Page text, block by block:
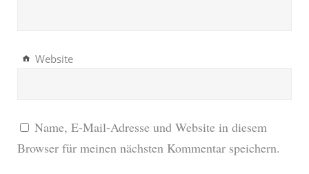
Website
Name, E-Mail-Adresse und Website in diesem
Browser für meinen nächsten Kommentar speichern.